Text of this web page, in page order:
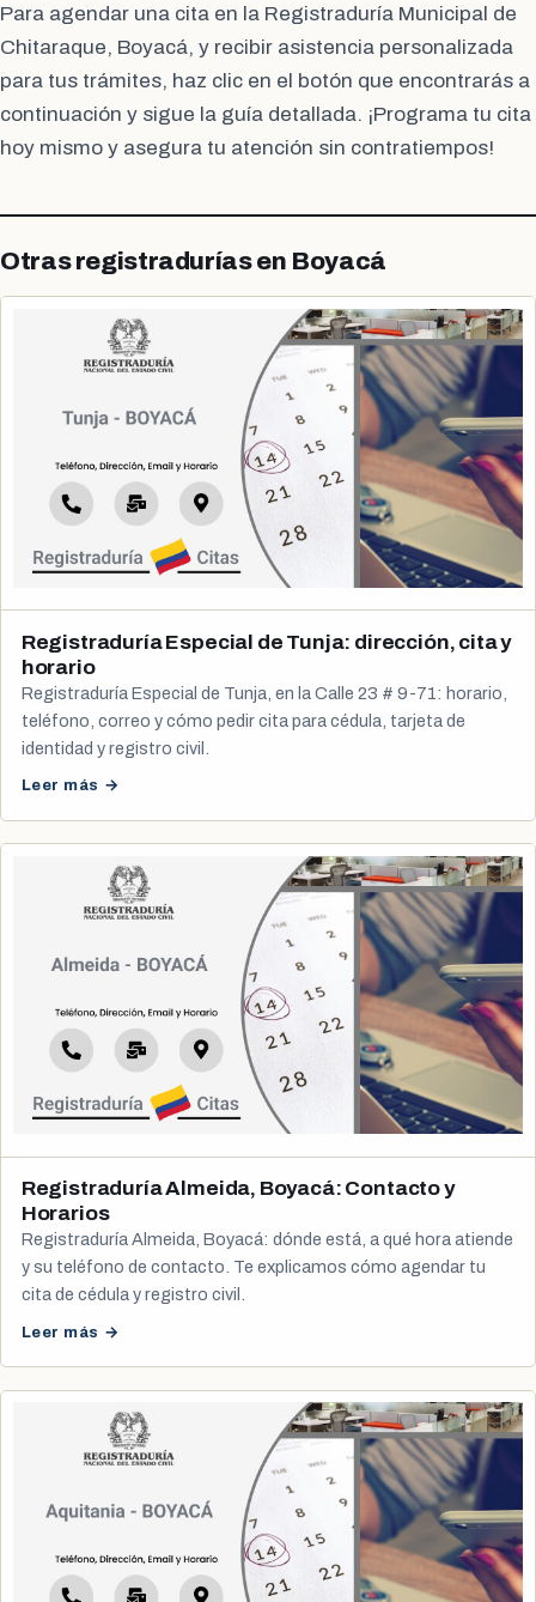
Para agendar una cita en la Registraduría Municipal de
Chitaraque, Boyacá, y recibir asistencia personalizada
para tus trámites, haz clic en el botón que encontrarás a
continuación y sigue la guía detallada. ¡Programa tu cita
hoy mismo y asegura tu atención sin contratiempos!
Otras registradurías en Boyacá
Registraduría Especial de Tunja: dirección, cita y
horario
Registraduría Especial de Tunja, en la Calle 23 # 9-71: horario,
teléfono, correo y cómo pedir cita para cédula, tarjeta de
identidad y registro civil.
Leer más →
Registraduría Almeida, Boyacá: Contacto y
Horarios
Registraduría Almeida, Boyacá: dónde está, a qué hora atiende
y su teléfono de contacto. Te explicamos cómo agendar tu
cita de cédula y registro civil.
Leer más →